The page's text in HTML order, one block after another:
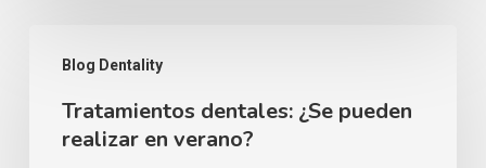
COLEBlog Dentality
dentales:
pueden
Tratamientos dentales: ¿Se pueden
realizar en verano?